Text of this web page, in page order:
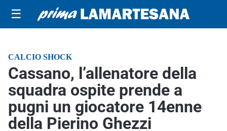
☰
CALCIO SHOCK
Cassano, l’allenatore della
squadra ospite prende a
pugni un giocatore 14enne
della Pierino Ghezzi